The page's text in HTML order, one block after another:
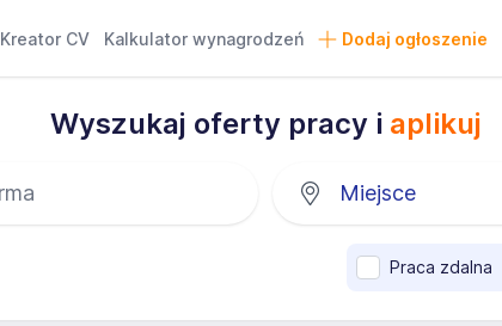
Kreator CV Kalkulator wynagrodzeń Dodaj ogłoszenie
Wyszukaj oferty pracy i aplikuj
Praca zdalna